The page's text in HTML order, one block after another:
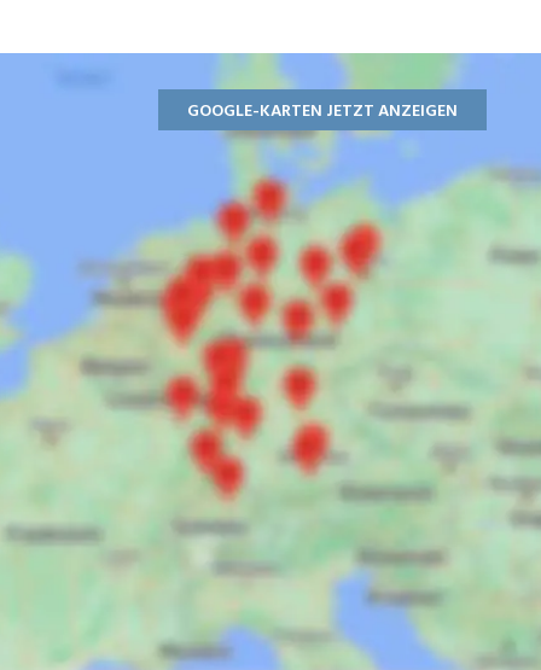
GOOGLE-KARTEN JETZT ANZEIGEN